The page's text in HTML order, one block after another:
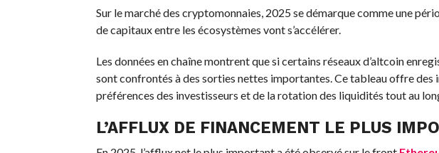
Sur le marché des cryptomonnaies, 2025 se démarque comme une
de capitaux entre les écosystèmes vont s’accélérer.
Les données en chaîne montrent que si certains réseaux d’altcoin
sont confrontés à des sorties nettes importantes. Ce tableau offre des
préférences des investisseurs et de la rotation des liquidités tout au
L’AFFLUX DE FINANCEMENT LE PLUS